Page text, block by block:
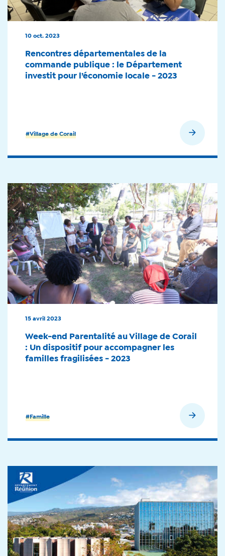
#Village de Corail
10 oct. 2023
Rencontres départementales de la
commande publique : le Département
investit pour l’économie locale - 2023
#Famille
15 avril 2023
Week-end Parentalité au Village de Corail
: Un dispositif pour accompagner les
familles fragilisées - 2023